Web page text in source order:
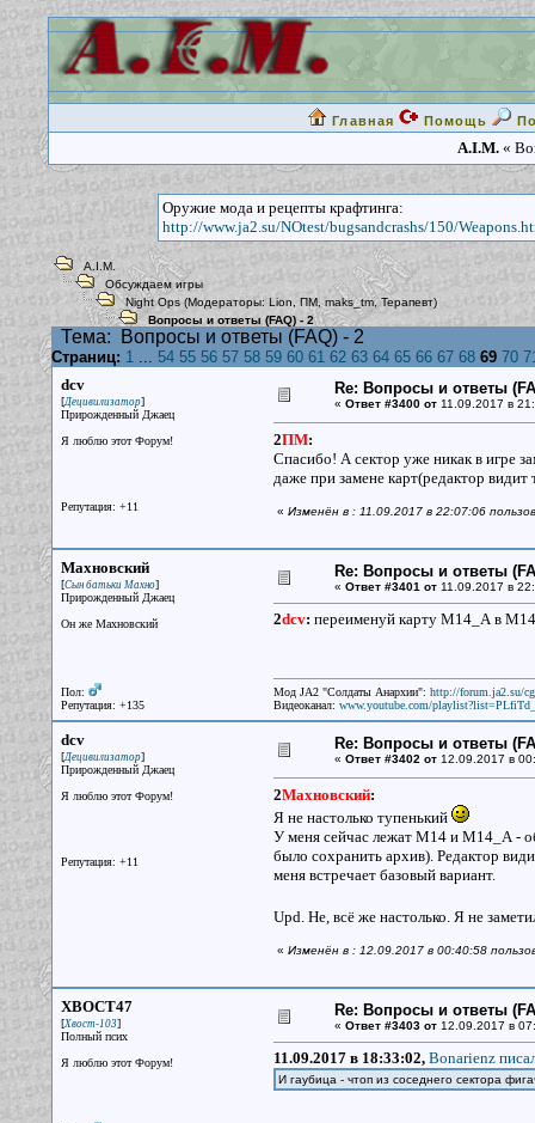
Главная Помощь
A.I.M.«
Оружие мода и рецепты крафтинга:
http://www.ja2.su/NOtest/bugsandcrashs/150/
A.I.M.
Обсуждаем игры
Night Ops (Модераторы: Lion ПМ, maks_tm,Терапевт)
Вопросы и ответы (FAQ) - 2
Тема: Вопросы и ответы (FAQ) - 2
Страниц: 1... 54 55 56 57 58 59 60 61 62 63 64 65 66 67 68 69 70
dcv
[Децивилизатор]
Прирожденный Джаец
Я люблю этот Форум!
Репутация: +11
Re: Вопросы и ответы
« Ответ #3400 от11.09.2017 в
2ПМ:
Спасибо! А сектор уже никак в игре
даже при замене карт(редактор
« Изменён в : 11.09.2017 в 22:07:06
Махновский
[Сын батьки Махно]
Прирожденный Джаец
Он же Махновский
Пол:
Репутация: +135
Re: Вопросы и ответы
« Ответ #3401 от11.09.2017 в
2dcv: переименуй карту М14_А в М14
Мод JA2 "Солдаты Анархии": http://forum.ja2.su/
Видеоканал: www.youtube.com/
dcv
[Децивилизатор]
Прирожденный Джаец
Я люблю этот Форум!
Репутация: +11
Re: Вопросы и ответы
« Ответ #3402 от12.09.2017 в
2Махновский:
Я не настолько тупенький
У меня сейчас лежат М14 и М14_А -
было сохранить архив). Редактор
меня встречает базовый вариант.
Upd. Не, всё же настолько. Я не
« Изменён в : 12.09.2017 в 00:40:58
XBOCT47
[Хвост-103]
Полный псих
Я люблю этот Форум!
Re: Вопросы и ответы
« Ответ #3403 от12.09.2017 в
11.09.2017 в 18:33:02, Bonarienz
И гаубица - чтоп из соседнего сектора